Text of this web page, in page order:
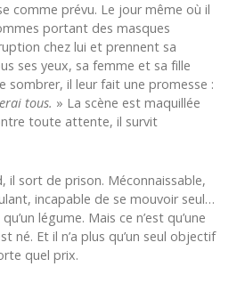
comme prévu. Le jour même où il
portant des masques
chez lui et prennent sa
ses yeux, sa femme et sa fille
sombrer, il leur fait une promesse :
tous. » La scène est maquillée
toute attente, il survit
il sort de prison. Méconnaissable,
incapable de se mouvoir seul…
légume. Mais ce n’est qu’une
né. Et il n’a plus qu’un seul objectif
quel prix.